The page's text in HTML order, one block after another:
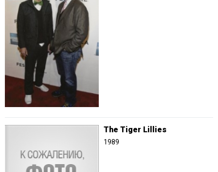
The Tiger Lillies
1989